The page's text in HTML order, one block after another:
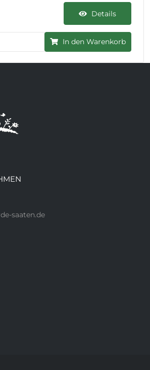
Details
In den Warenkorb
saaten.de